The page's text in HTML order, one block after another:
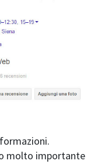
molto importante